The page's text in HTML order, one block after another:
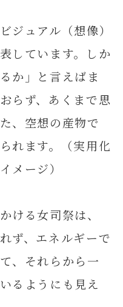
ジュアル（想像）
しています。しか
か」と言えばま
らず、あくまで思
、空想の産物で
れます。（実用化
メージ）
ける女司祭は、
ず、エネルギーで
、それらから一
るようにも見え